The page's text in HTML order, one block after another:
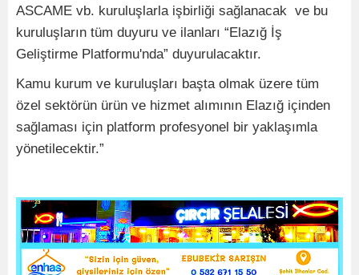
ASCAME vb. kuruluşlarla işbirliği sağlanacak ve bu
kuruluşların tüm duyuru ve ilanları “Elazığ İş
Geliştirme Platformu'nda” duyurulacaktır.
Kamu kurum ve kuruluşları başta olmak üzere tüm
özel sektörün ürün ve hizmet alımının Elazığ içinden
sağlaması için platform profesyonel bir yaklaşımla
yönetilecektir.”